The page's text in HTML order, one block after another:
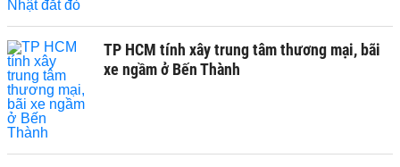
TP HCM tính xây trung tâm thương mại, bãi
xe ngầm ở Bến Thành